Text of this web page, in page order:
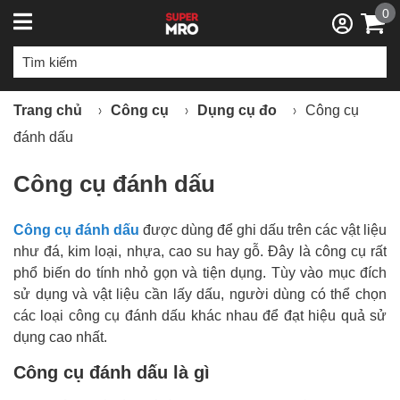
0
Trang chủ Công cụ Dụng cụ đo
Công cụ
đánh dấu
Công cụ đánh dấu
Công cụ đánh dấu được dùng để ghi dấu trên các vật liệu
như đá, kim loại, nhựa, cao su hay gỗ. Đây là công cụ rất
phổ biến do tính nhỏ gọn và tiện dụng. Tùy vào mục đích
sử dụng và vật liệu cần lấy dấu, người dùng có thể chọn
các loại công cụ đánh dấu khác nhau để đạt hiệu quả sử
dụng cao nhất.
Công cụ đánh dấu là gì